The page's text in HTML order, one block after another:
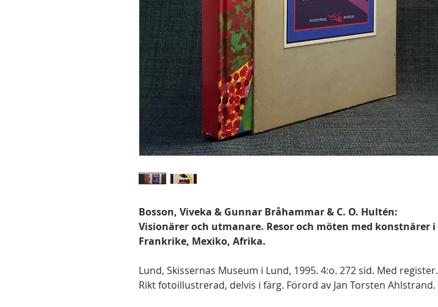
Bosson, Viveka & Gunnar Bråhammar & C. O. Hultén:
Visionärer och utmanare. Resor och möten med konstnärer i
Frankrike, Mexiko, Afrika.
Lund, Skissernas Museum i Lund, 1995. 4:o. 272 sid. Med register.
Rikt fotoillustrerad, delvis i färg. Förord av Jan Torsten Ahlstrand.